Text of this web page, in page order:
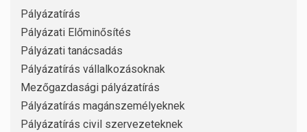
Pályázatírás
Pályázati Előminősítés
Pályázati tanácsadás
Pályázatírás vállalkozásoknak
Mezőgazdasági pályázatírás
Pályázatírás magánszemélyeknek
Pályázatírás civil szervezeteknek